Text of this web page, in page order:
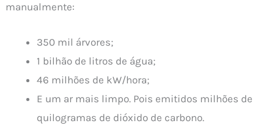
manualmente:
350 mil árvores;
1 bilhão de litros de água;
46 milhões de kW/hora;
E um ar mais limpo. Pois emitidos milhões de
quilogramas de dióxido de carbono.